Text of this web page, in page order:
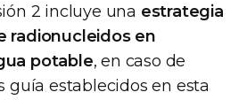
2 incluye una estrategia
radionucleidos en
potable, en caso de
guía establecidos en esta